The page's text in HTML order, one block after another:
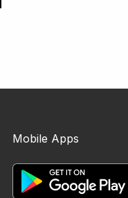
Mobile Apps